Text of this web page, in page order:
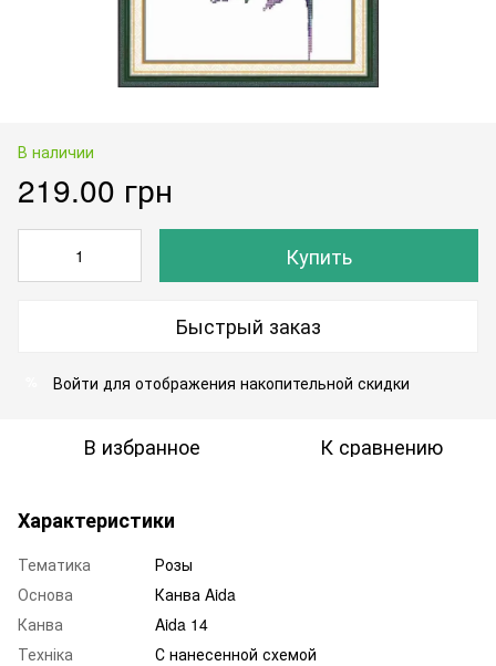
В наличии
219.00 грн
Купить
Быстрый заказ
Войти для отображения накопительной скидки
В избранное К сравнению
Характеристики
Тематика
Розы
Основа
Канва Aida
Канва
Aida 14
Техніка
С нанесенной схемой